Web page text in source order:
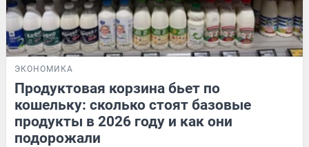
ЭКОНОМИКА
Продуктовая корзина бьет по
кошельку: сколько стоят базовые
продукты в 2026 году и как они
подорожали